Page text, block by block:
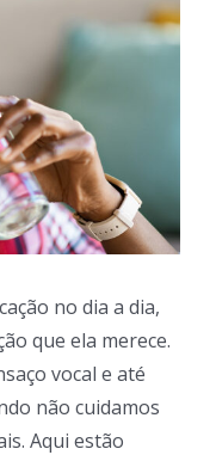
no dia a dia,
que ela merece.
vocal e até
não cuidamos
Aqui estão